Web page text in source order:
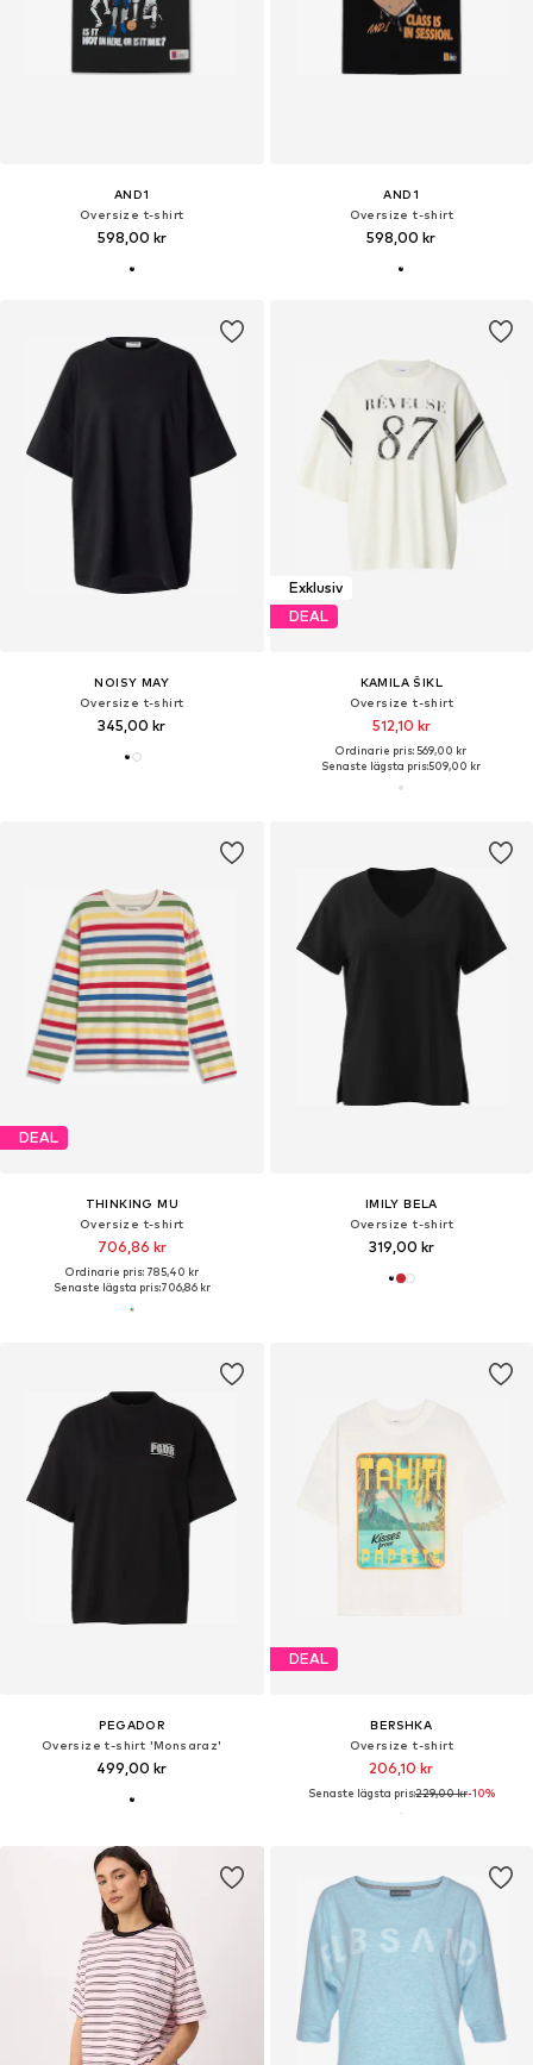
AND1
Oversize t-shirt
598,00 kr
AND1
Oversize t-shirt
598,00 kr
NOISY MAY
Oversize t-shirt
345,00 kr
Exklusiv
DEAL
KAMILA ŠIKL
Oversize t-shirt
512,10 kr
Ordinarie pris: 569,00 kr
Senaste lägsta pris:509,00 kr
DEAL
THINKING MU
Oversize t-shirt
706,86 kr
Ordinarie pris: 785,40 kr
Senaste lägsta pris:706,86 kr
IMILY BELA
Oversize t-shirt
319,00 kr
PEGADOR
Oversize t-shirt 'Monsaraz'
499,00 kr
DEAL
BERSHKA
Oversize t-shirt
206,10 kr
Senaste lägsta pris:229,00 kr-10%